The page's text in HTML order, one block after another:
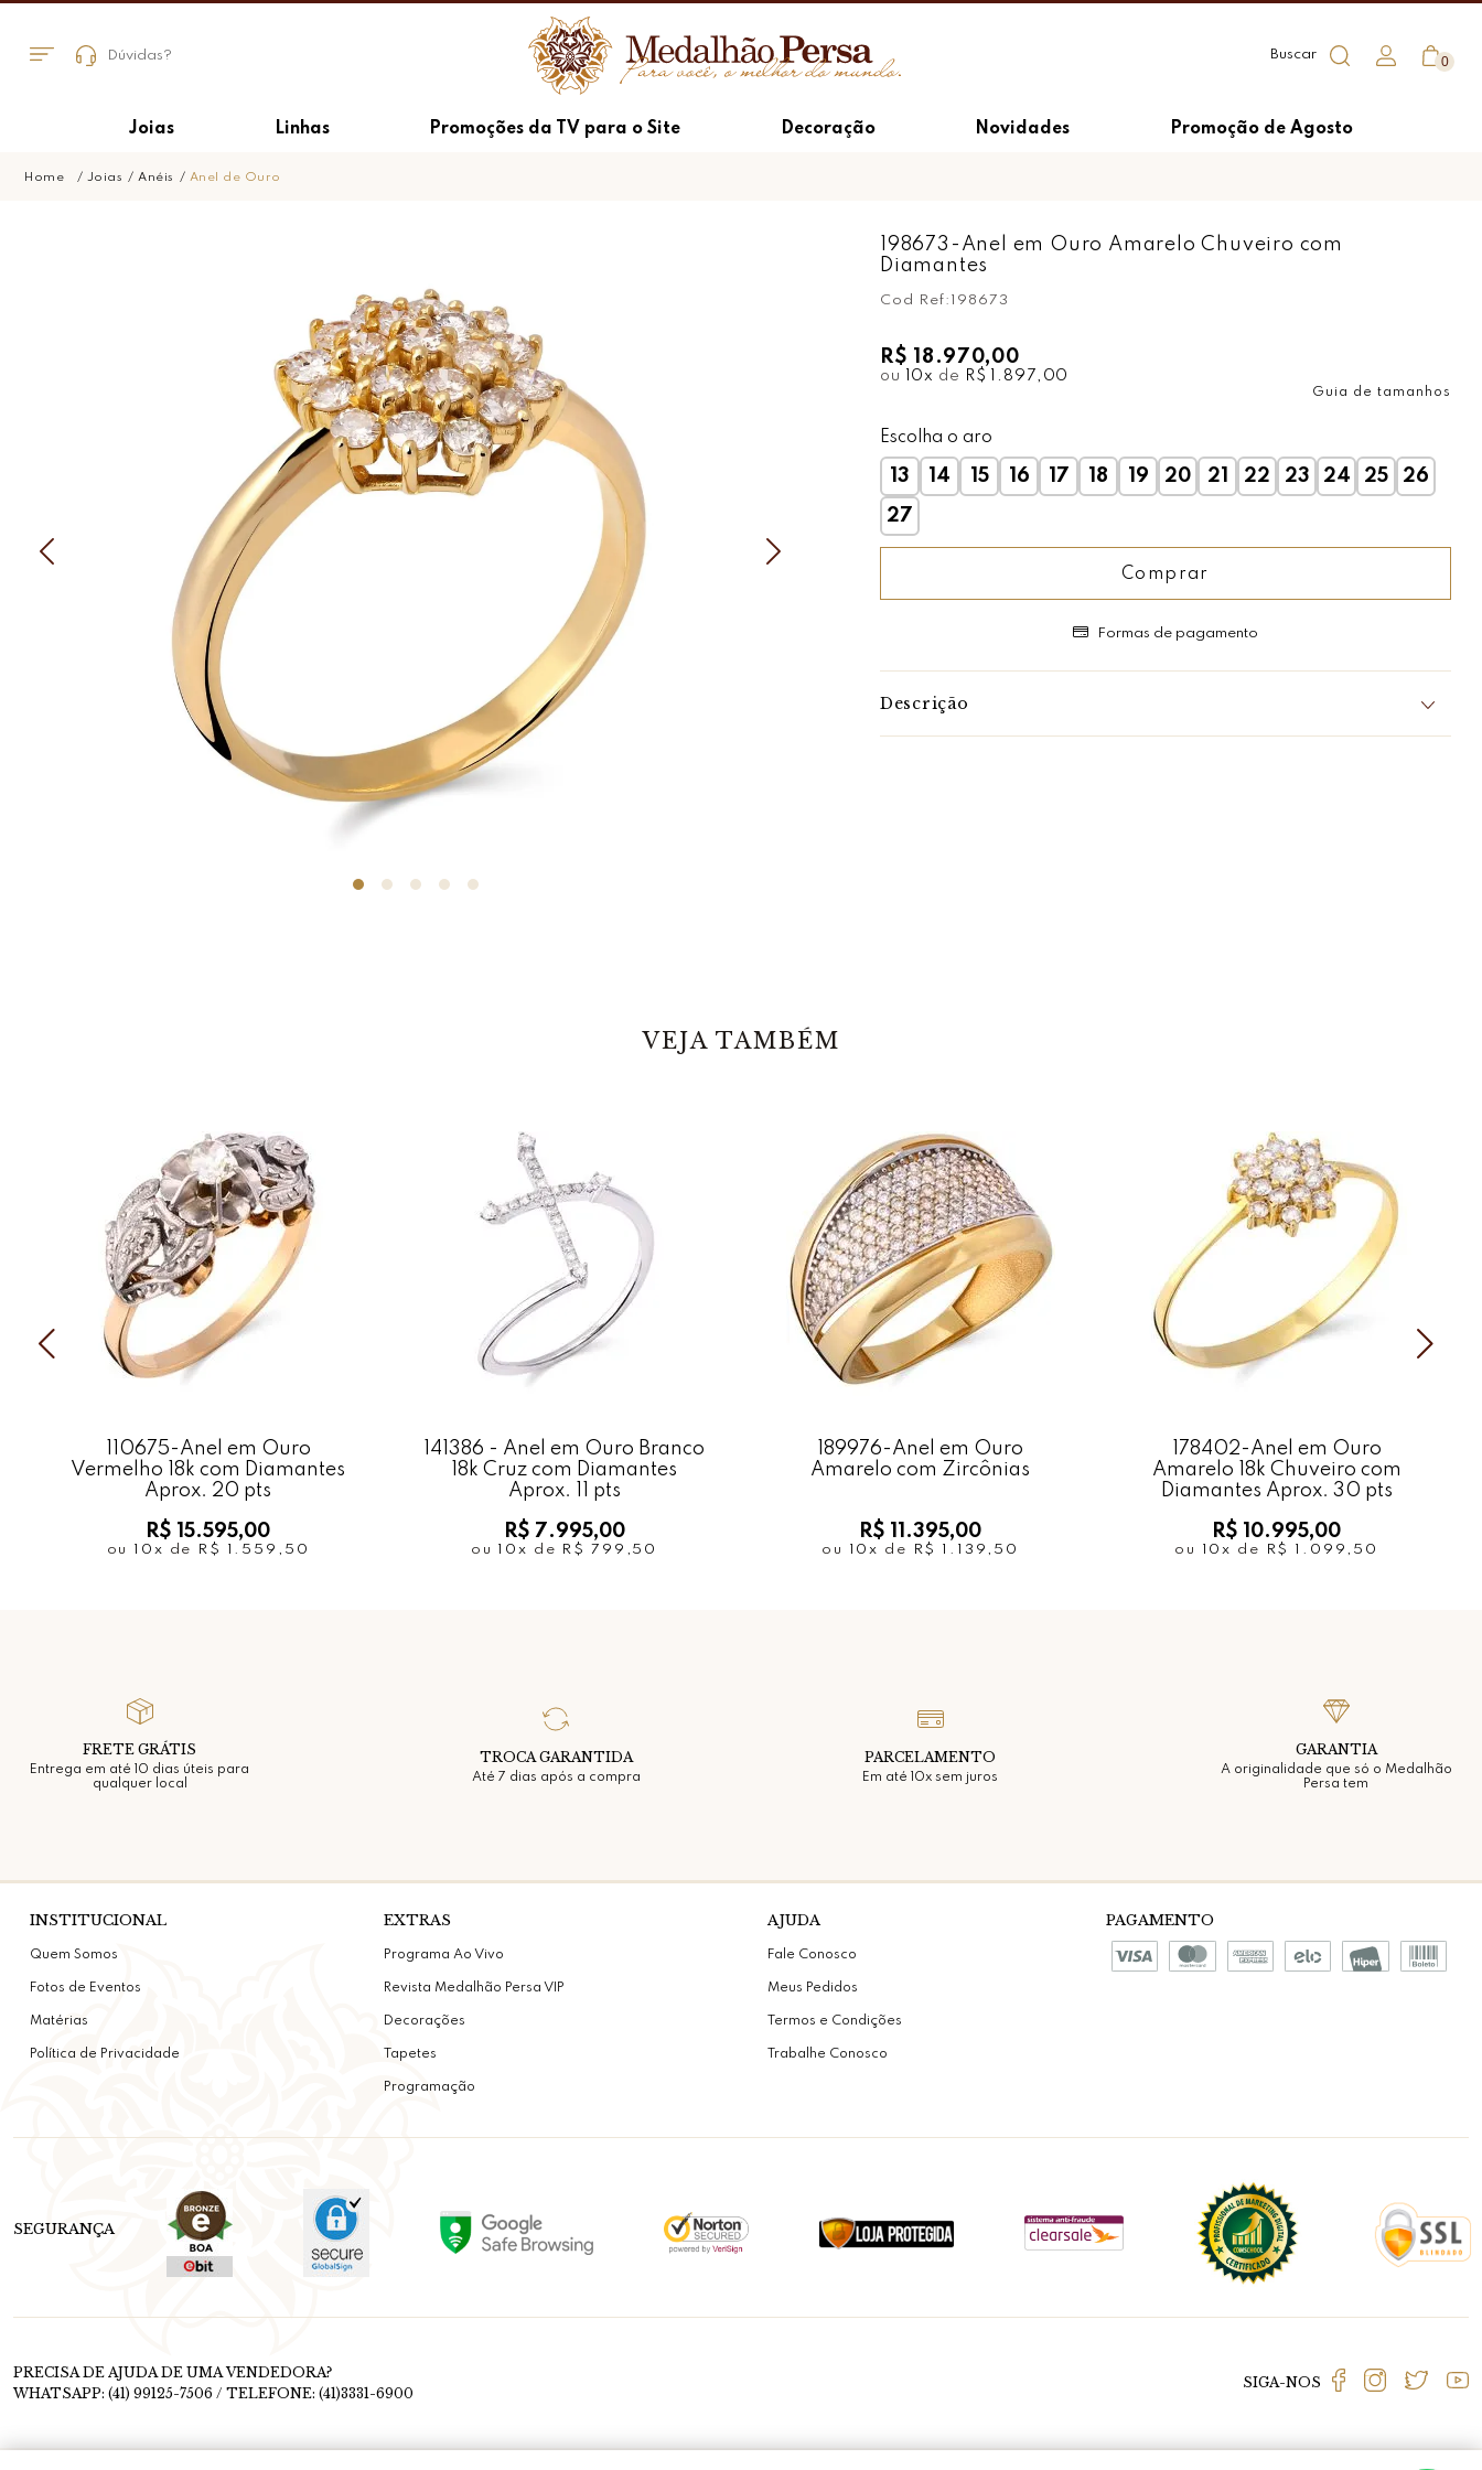
Dúvidas? 0
Joias Linhas Promoções da TV para o Site Decoração Novidades Promoção de Agosto
Joias Anéis Anel de Ouro
198673-Anel em Ouro Amarelo Chuveiro com
Diamantes
Cod Ref: 198673
R$ 18.970,00
ou 10x de R$ 1.897,00
Guia de tamanhos
Escolha o aro
13 14 15 16 17 18 19 20 21 22 23 24 25
26
27
Comprar
Formas de pagamento
Descrição
Brilhante e Moderna!
Estruturada em: Ouro Amarelo
Peso: 3,7 gramas
Acabamento: Polido
*Gemas naturais podem apresentar variações de cores, brilhos e texturas.
VEJA TAMBÉM
110675-Anel em Ouro
Vermelho 18k com Diamantes
Aprox. 20 pts
R$ 15.595,00
ou 10x de R$ 1.559,50
141386 - Anel em Ouro Branco
18k Cruz com Diamantes
Aprox. 11 pts
R$ 7.995,00
ou 10x de R$ 799,50
189976-Anel em Ouro
Amarelo com Zircônias
R$ 11.395,00
ou 10x de R$ 1.139,50
178402-Anel em Ouro
Amarelo 18k Chuveiro com
Diamantes Aprox. 30 pts
R$ 10.995,00
ou 10x de R$ 1.099,50
FRETE GRÁTIS
Entrega em até 10 dias úteis para
qualquer local
TROCA GARANTIDA
Até 7 dias após a compra
PARCELAMENTO
Em até 10x sem juros
GARANTIA
A originalidade que só o Medalhão
Persa tem
INSTITUCIONAL
Quem Somos
Fotos de Eventos
Matérias
Política de Privacidade
EXTRAS
Programa Ao Vivo
Revista Medalhão Persa VIP
Decorações
Tapetes
Programação
AJUDA
Fale Conosco
Meus Pedidos
Termos e Condições
Trabalhe Conosco
PAGAMENTO
SEGURANÇA
PRECISA DE AJUDA DE UMA VENDEDORA?
WHATSAPP: (41) 99125-7506 / TELEFONE: (41)3331-6900
SIGA-NOS